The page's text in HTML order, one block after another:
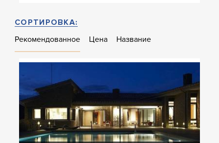
СОРТИРОВКА:
Рекомендованное
Цена Название